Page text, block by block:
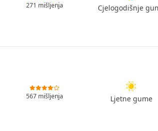
271 mišljenja Cjelogodišnje
567 mišljenja Ljetne gume